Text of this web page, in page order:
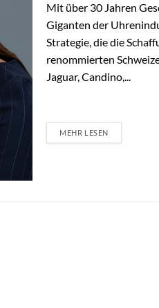
Mit über 30 Jahren
Giganten der
Strategie, die die
renommierten
Jaguar, Candino,...
MEHR LESEN